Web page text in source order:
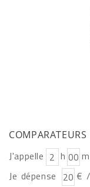
COMPARATEURS
J'appelle h
Je dépense
€